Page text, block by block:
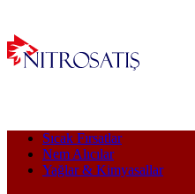
Sıcak Fırsatlar
Nem Alıcılar
Yağlar & Kimyasallar